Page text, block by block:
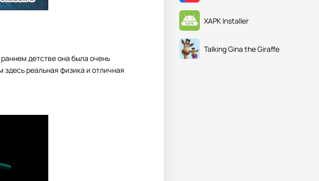
детстве она была очень
реальная физика и отличная
XAPK Installer
Talking Gina the Giraffe